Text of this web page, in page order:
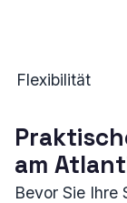
Flexibilität
am
Bevor Sie Ihre